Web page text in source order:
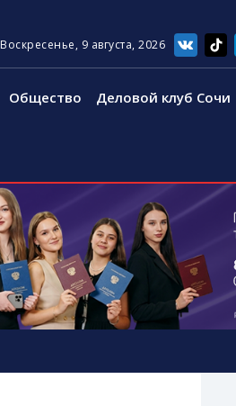
Воскресенье, 9 августа, 2026
Общество Деловой клуб Сочи